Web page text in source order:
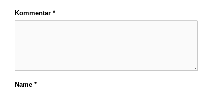
Kommentar *
Name *